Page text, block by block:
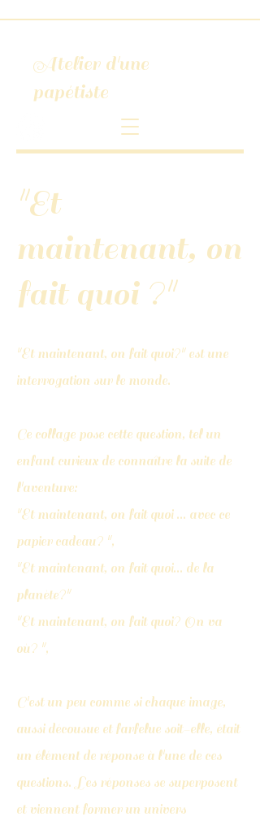
Atelier d'une
papétiste
"Et
maintenant, on
fait quoi ?"
"Et maintenant, on fait quoi?" est une
interrogation sur le monde.
Ce collage pose cette question, tel un
enfant curieux de connaître la suite de
l'aventure:
"Et maintenant, on fait quoi ... avec ce
papier cadeau? ",
"Et maintenant, on fait quoi... de la
planète?"
"Et maintenant, on fait quoi? On va
où? ",
C'est un peu comme si chaque image,
aussi décousue et farfelue soit-elle, était
un élément de réponse à l'une de ces
questions. Les réponses se superposent
et viennent former un univers